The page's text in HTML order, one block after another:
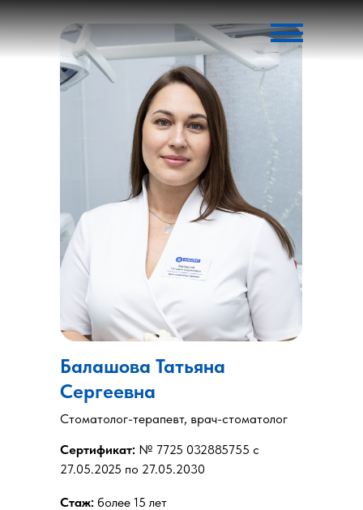
Балашова Татьяна
Сергеевна
Стоматолог-терапевт, врач-стоматолог
Стаж: более 15 лет
Сертификат: № 7725 032885755 с
27.05.2025 по 27.05.2030